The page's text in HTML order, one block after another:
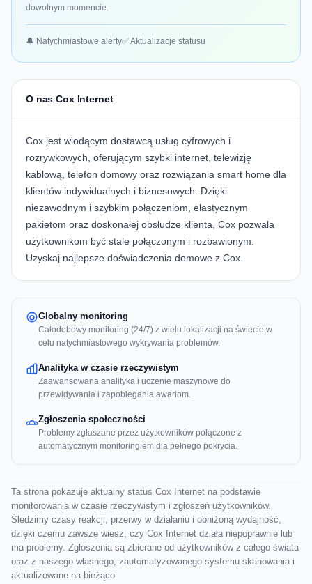
dowolnym momencie.
🔔 Natychmiastowe alerty✅ Aktualizacje statusu
O nas Cox Internet
Cox jest wiodącym dostawcą usług cyfrowych i
rozrywkowych, oferującym szybki internet, telewizję
kablową, telefon domowy oraz rozwiązania smart home dla
klientów indywidualnych i biznesowych. Dzięki
niezawodnym i szybkim połączeniom, elastycznym
pakietom oraz doskonałej obsłudze klienta, Cox pozwala
użytkownikom być stale połączonym i rozbawionym.
Uzyskaj najlepsze doświadczenia domowe z Cox.
Globalny monitoring
Całodobowy monitoring (24/7) z wielu lokalizacji na świecie w
celu natychmiastowego wykrywania problemów.
Analityka w czasie rzeczywistym
Zaawansowana analityka i uczenie maszynowe do
przewidywania i zapobiegania awariom.
Zgłoszenia społeczności
Problemy zgłaszane przez użytkowników połączone z
automatycznym monitoringiem dla pełnego pokrycia.
Ta strona pokazuje aktualny status Cox Internet na podstawie
monitorowania w czasie rzeczywistym i zgłoszeń użytkowników.
Śledzimy czasy reakcji, przerwy w działaniu i obniżoną wydajność,
dzięki czemu zawsze wiesz, czy Cox Internet działa niepoprawnie lub
ma problemy. Zgłoszenia są zbierane od użytkowników z całego świata
oraz z naszego własnego, zautomatyzowanego systemu skanowania i
aktualizowane na bieżąco.